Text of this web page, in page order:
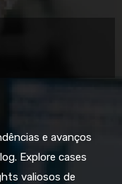
e avanços
Explore cases
valiosos de